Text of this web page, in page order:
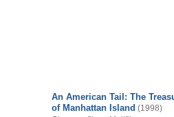
An American Tail: The
of Manhattan Island (1998)